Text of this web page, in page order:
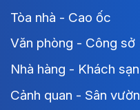
Tòa nhà - Cao ốc
Văn phòng - Công sở
Nhà hàng - Khách sạn
Cảnh quan - Sân vườn